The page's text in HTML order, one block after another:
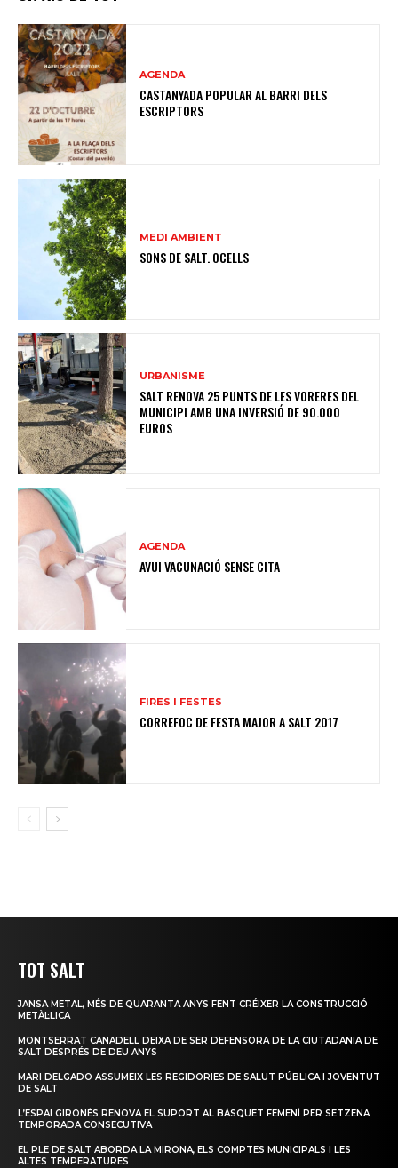
AGENDA
CASTANYADA POPULAR AL BARRI DELS
ESCRIPTORS
MEDI AMBIENT
SONS DE SALT. OCELLS
URBANISME
SALT RENOVA 25 PUNTS DE LES VORERES DEL
MUNICIPI AMB UNA INVERSIÓ DE 90.000
EUROS
AGENDA
AVUI VACUNACIÓ SENSE CITA
FIRES I FESTES
CORREFOC DE FESTA MAJOR A SALT 2017
TOT SALT
JANSA METAL, MÉS DE QUARANTA ANYS FENT CRÉIXER LA CONSTRUCCIÓ
METÀL·LICA
MONTSERRAT CANADELL DEIXA DE SER DEFENSORA DE LA CIUTADANIA DE
SALT DESPRÉS DE DEU ANYS
MARI DELGADO ASSUMEIX LES REGIDORIES DE SALUT PÚBLICA I JOVENTUT
DE SALT
L’ESPAI GIRONÈS RENOVA EL SUPORT AL BÀSQUET FEMENÍ PER SETZENA
TEMPORADA CONSECUTIVA
EL PLE DE SALT ABORDA LA MIRONA, ELS COMPTES MUNICIPALS I LES
ALTES TEMPERATURES